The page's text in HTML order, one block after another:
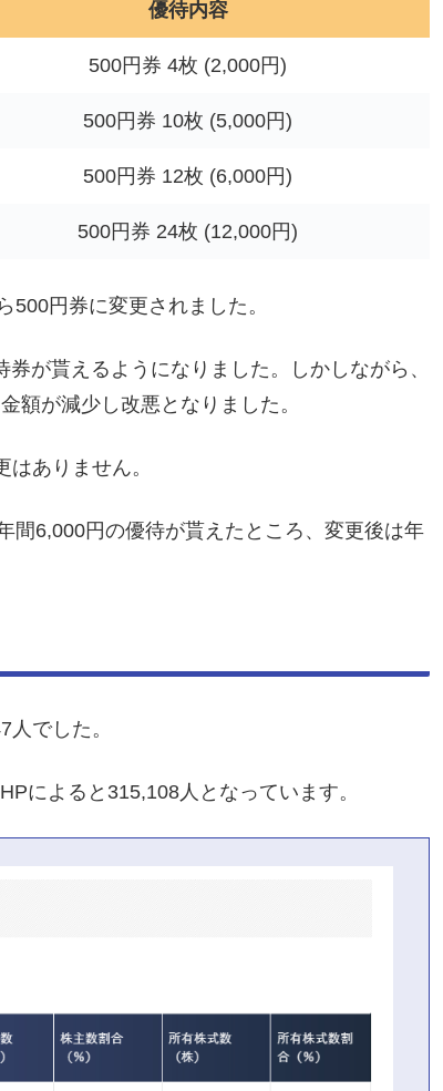
優待内容
500円券 4枚 (2,000円)
500円券 10枚 (5,000円)
500円券 12枚 (6,000円)
500円券 24枚 (12,000円)
円券に変更されました。
が貰えるようになりました。しかしながら、
額が減少し改悪となりました。
ありません。
間6,000円の優待が貰えたところ、変更後は年
でした。
によると315,108人となっています。